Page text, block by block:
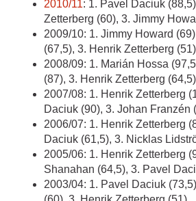
2010/11: 1. Pavel Daciuk
Zetterberg (60), 3. Jimmy
2009/10: 1. Jimmy Howard
(67,5), 3. Henrik Zetterberg (51)
2008/09: 1. Marián Hossa
(87), 3. Henrik Zetterberg (64,5)
2007/08: 1. Henrik Zetterberg
Daciuk (90), 3. Johan Franzén
2006/07: 1. Henrik Zetterberg
Daciuk (61,5), 3. Nicklas
2005/06: 1. Henrik Zetterberg
Shanahan (64,5), 3. Pavel
2003/04: 1. Pavel Daciuk